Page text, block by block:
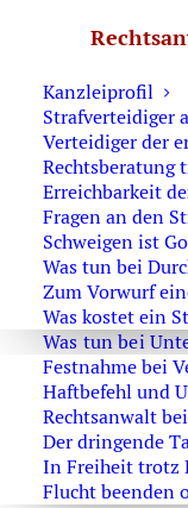
Was Sie wissen
Kanzleiprofil
Strafverteidiger
Verteidiger der
Rechtsberatung
Erreichbarkeit
Fragen an den
Schweigen ist
Was tun bei
Zum Vorwurf
Was kostet ein
Was tun bei
Festnahme bei
Haftbefehl und
Rechtsanwalt
Der dringende
In Freiheit trotz
Flucht beenden
Home
besonders
Die